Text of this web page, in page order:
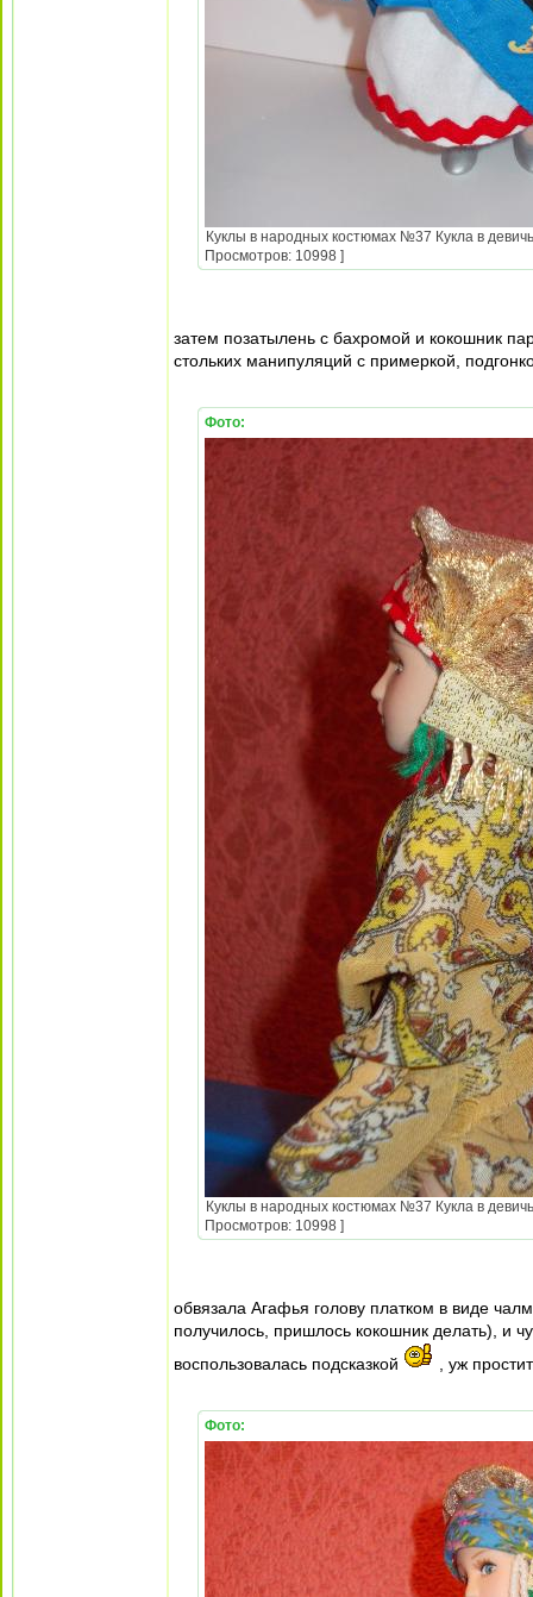
Куклы в народных костюмах №37 Кукла в
Просмотров: 10998 ]
затем позатылень с бахромой и кокошник
стольких манипуляций с примеркой,
Фото:
Куклы в народных костюмах №37 Кукла в
Просмотров: 10998 ]
обвязала Агафья голову платком в виде
получилось, пришлось кокошник делать), и
воспользовалась подсказкой
, уж
Фото: